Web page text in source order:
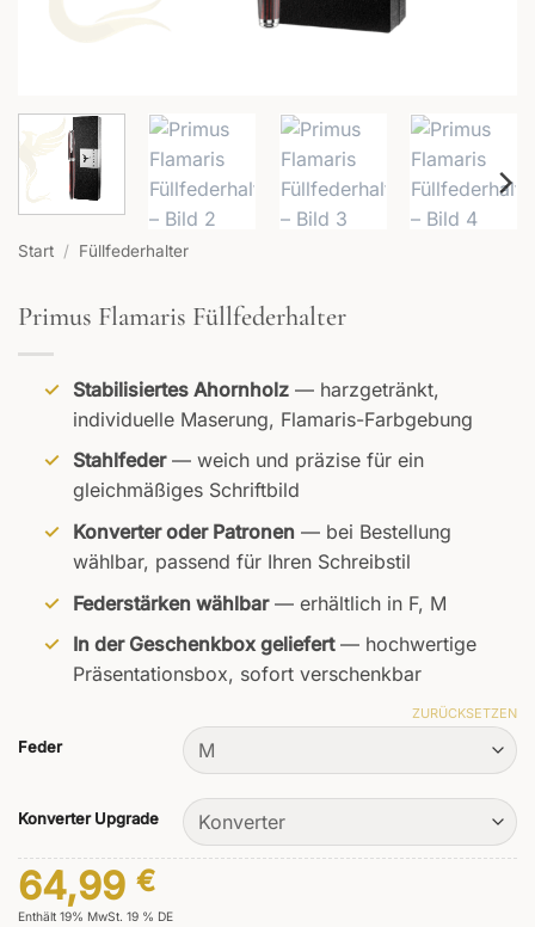
Start / Füllfederhalter
Primus Flamaris Füllfederhalter
Stabilisiertes Ahornholz— harzgetränkt,
individuelle Maserung, Flamaris-Farbgebung
Stahlfeder— weich und präzise für ein
gleichmäßiges Schriftbild
Konverter oder Patronen — bei Bestellung
wählbar, passend für Ihren Schreibstil
Federstärken wählbar— erhältlich in F, M
In der Geschenkbox geliefert— hochwertige
Präsentationsbox, sofort verschenkbar
Feder
Konverter Upgrade
ZURÜCKSETZEN
64,99 €
Enthält 19% MwSt. 19 % DE